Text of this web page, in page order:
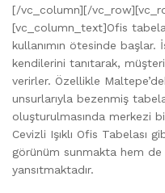
[/vc_column][/
[vc_column_text]Ofis
kullanımın ötesinde
kendilerini tanıtarak,
verirler. Özellikle
unsurlarıyla bezenmiş
oluşturulmasında merkezi
Cevizli Işıklı Ofis Tabelası
görünüm sunmakta hem
yansıtmaktadır.